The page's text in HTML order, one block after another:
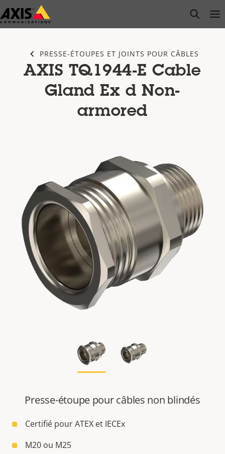
Passer
au
open
PRESSE-ÉTOUPES ET JOINTS POUR CÂBLES
AXIS TQ1944-E Cable
Gland Ex d Non-
armored
Presse-étoupe pour câbles non blindés
Certifié pour ATEX et IECEx
M20 ou M25